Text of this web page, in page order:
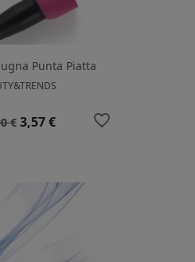
Punta Piatta
€ Prezzo
3,57 € favorite_border